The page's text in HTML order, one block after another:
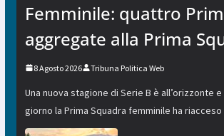
Femminile: quattro
aggregate alla Prima
8 Agosto 2026 Tribuna Politica Web
Una nuova stagione di Serie B è all’orizzonte
giorno la Prima Squadra femminile ha